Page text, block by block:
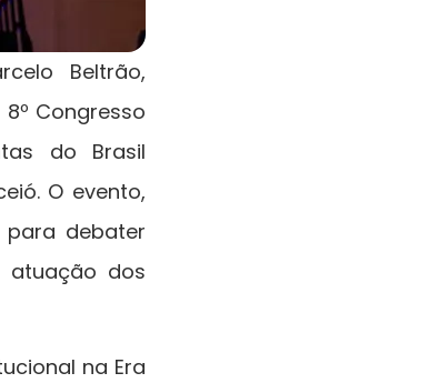
Beltrão,
Congresso
do Brasil
O evento,
debater
atuação dos
na Era